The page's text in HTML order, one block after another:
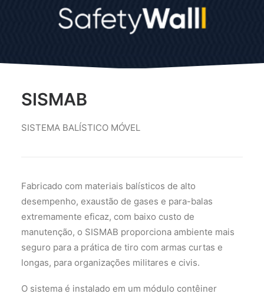
SISMAB
SISTEMA BALÍSTICO MÓVEL
Fabricado com materiais balísticos de alto
desempenho, exaustão de gases e para-balas
extremamente eficaz, com baixo custo de
manutenção, o SISMAB proporciona ambiente mais
seguro para a prática de tiro com armas curtas e
longas, para organizações militares e civis.
O sistema é instalado em um módulo contêiner